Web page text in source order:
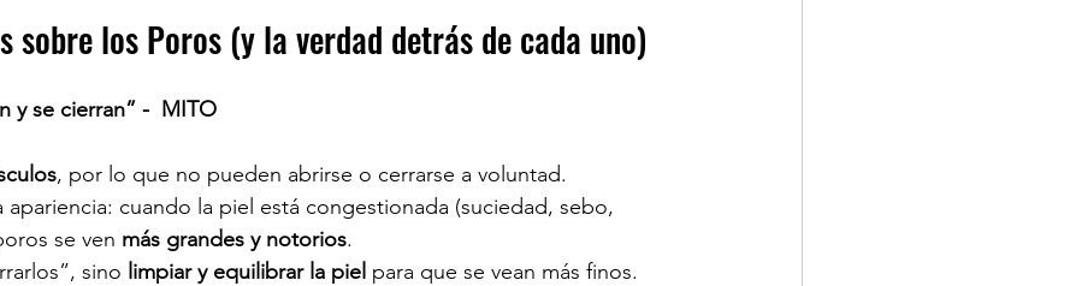
sobre los Poros (y la verdad detrás de cada uno)
y se cierran” -  MITO
, por lo que no pueden abrirse o cerrarse a voluntad.
apariencia: cuando la piel está congestionada (suciedad, sebo,
se ven más grandes y notorios.
sino limpiar y equilibrar la piel para que se vean más finos.